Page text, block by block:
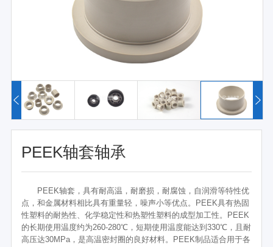
PEEK轴套轴承
PEEK轴套，具有耐高温，耐磨损，耐腐蚀，自润滑等特性优
点，和金属材料相比具有重量轻，噪声小等优点。PEEK具有热固
性塑料的耐热性、化学稳定性和热塑性塑料的成型加工性。PEEK
的长期使用温度约为260-280℃，短期使用温度能达到330℃，且耐
高压达30MPa，是高温密封圈的良好材料。PEEK制品适合用于各